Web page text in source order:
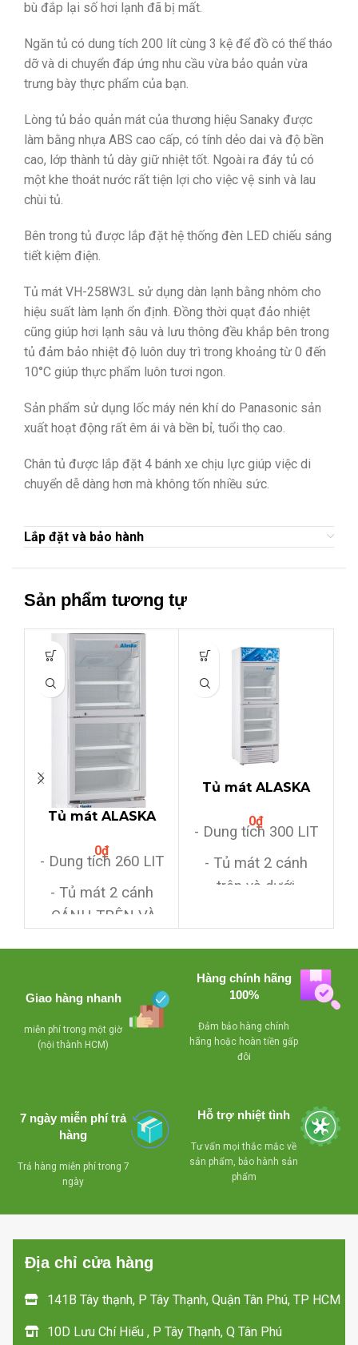
bù đắp lại số hơi lạnh đã bị mất.
Ngăn tủ có dung tích 200 lít cùng 3 kệ để đồ có thể tháo
dỡ và di chuyển đáp ứng nhu cầu vừa bảo quản vừa
trưng bày thực phẩm của bạn.
Lòng tủ bảo quản mát của thương hiệu Sanaky được
làm bằng nhựa ABS cao cấp, có tính dẻo dai và độ bền
cao, lớp thành tủ dày giữ nhiệt tốt. Ngoài ra đáy tủ có
một khe thoát nước rất tiện lợi cho việc vệ sinh và lau
chùi tủ.
Bên trong tủ được lắp đặt hệ thống đèn LED chiếu sáng
tiết kiệm điện.
Tủ mát VH-258W3L sử dụng dàn lạnh bằng nhôm cho
hiệu suất làm lạnh ổn định. Đồng thời quạt đảo nhiệt
cũng giúp hơi lạnh sâu và lưu thông đều khắp bên trong
tủ đảm bảo nhiệt độ luôn duy trì trong khoảng từ 0 đến
10°C giúp thực phẩm luôn tươi ngon.
Sản phẩm sử dụng lốc máy nén khí do Panasonic sản
xuất hoạt động rất êm ái và bền bỉ, tuổi thọ cao.
Chân tủ được lắp đặt 4 bánh xe chịu lực giúp việc di
chuyển dễ dàng hơn mà không tốn nhiều sức.
Lắp đặt và bảo hành
Sản phẩm tương tự
Tủ mát ALASKA
(260Lit,2 cánh
TRÊN DƯỚI)
0₫
- Dung tích 260 LIT
- Tủ mát 2 cánh
,CÁNH TRÊN VÀ
- Có quạt đảo hơi
lạnh,có khoá,dùng
giải nhiệt bằng
số lượng nhiều
Tủ mát ALASKA
2 cánh)
0₫
- Dung tích 300 LIT
- Tủ mát 2 cánh
trên và dưới
block để sưởi kiếng
- Giảm giá khi mua
số lượng nhiều
năm
Giao hàng nhanh
miễn phí trong một giờ
(nội thành HCM)
Hàng chính hãng
100%
Đảm bảo hàng chính
hãng hoặc hoàn tiền gấp
đôi
7 ngày miễn phí trả
hàng
Trả hàng miễn phí trong 7
ngày
Hỗ trợ nhiệt tình
Tư vấn mọi thắc mắc về
sản phẩm, bảo hành sản
phẩm
Địa chỉ cửa hàng
141B Tây thạnh, P Tây Thạnh, Quận Tân Phú, TP HCM
10D Lưu Chí Hiếu , P Tây Thạnh, Q Tân Phú